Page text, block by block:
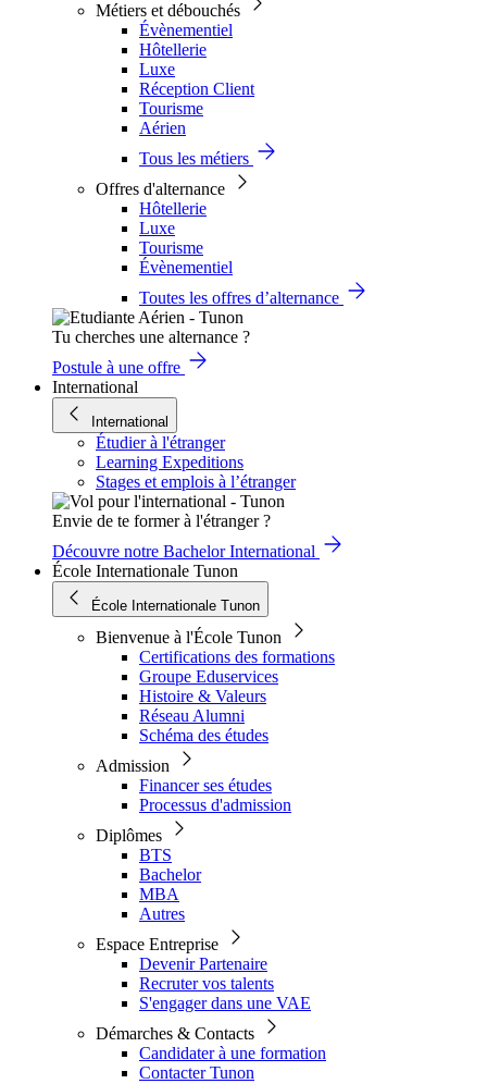
Métiers et débouchés
Évènementiel
Hôtellerie
Luxe
Réception Client
Tourisme
Aérien
Tous les métiers
Offres d'alternance
Hôtellerie
Luxe
Tourisme
Évènementiel
Toutes les offres d’alternance
Tu cherches une alternance ?
Postule à une offre
International
International
Étudier à l'étranger
Learning Expeditions
Stages et emplois à l’étranger
Envie de te former à l'étranger ?
Découvre notre Bachelor International
École Internationale Tunon
École Internationale Tunon
Bienvenue à l'École Tunon
Certifications des formations
Groupe Eduservices
Histoire & Valeurs
Réseau Alumni
Schéma des études
Admission
Financer ses études
Processus d'admission
Diplômes
BTS
Bachelor
MBA
Autres
Espace Entreprise
Devenir Partenaire
Recruter vos talents
S'engager dans une VAE
Démarches & Contacts
Candidater à une formation
Contacter Tunon